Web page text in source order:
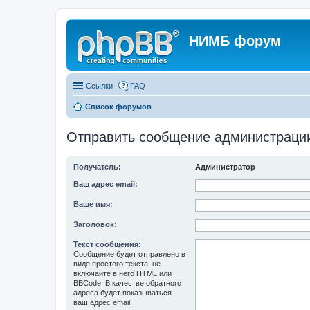
НИМБ форум
Ссылки FAQ
Список форумов
Отправить сообщение
Получатель: Администратор
Ваш адрес email:
Ваше имя:
Заголовок:
Текст сообщения:
Сообщение будет отправлено в
виде простого текста, не
включайте в него HTML или
BBCode. В качестве обратного
адреса будет показываться
ваш адрес email.